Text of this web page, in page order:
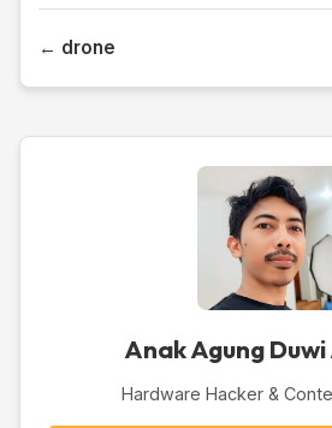
← drone
Anak Agung
Hardware Hacker &